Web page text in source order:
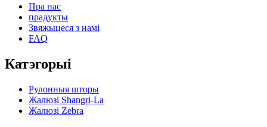
Пра нас
прадукты
Звяжыцеся з намі
FAQ
Катэгорыі
Рулонныя шторы
Жалюзі Shangri-La
Жалюзі Zebra